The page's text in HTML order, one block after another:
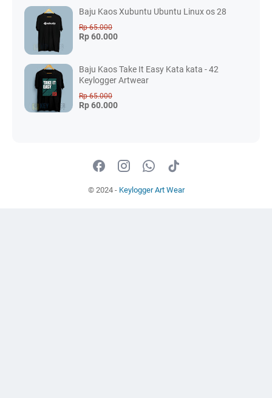
Baju Kaos Xubuntu Ubuntu Linux os 28
Rp 65.000
Rp 60.000
Baju Kaos Take It Easy Kata kata - 42
Keylogger Artwear
Rp 65.000
Rp 60.000
© 2024 - Keylogger Art Wear